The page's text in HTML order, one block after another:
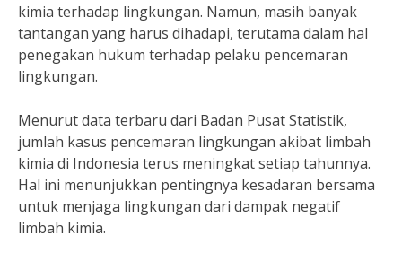
kimia terhadap lingkungan. Namun, masih banyak
tantangan yang harus dihadapi, terutama dalam hal
penegakan hukum terhadap pelaku pencemaran
lingkungan.
Menurut data terbaru dari Badan Pusat Statistik,
jumlah kasus pencemaran lingkungan akibat limbah
kimia di Indonesia terus meningkat setiap tahunnya.
Hal ini menunjukkan pentingnya kesadaran bersama
untuk menjaga lingkungan dari dampak negatif
limbah kimia.